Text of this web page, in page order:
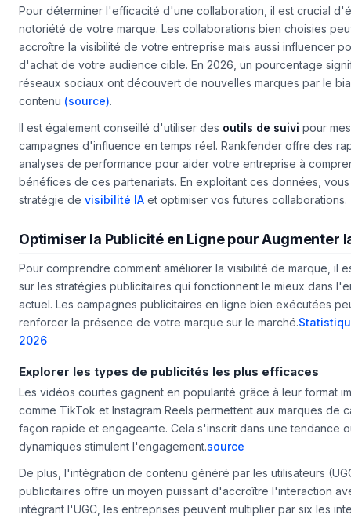
Évaluer l'impact des collaborations sur la visibilité
Pour déterminer l'efficacité d'une collaboration, il est crucial
notoriété de votre marque. Les collaborations bien choisies
accroître la visibilité de votre entreprise mais aussi influencer
d'achat de votre audience cible. En 2026, un pourcentage
réseaux sociaux ont découvert de nouvelles marques par le
Il est également conseillé d'utiliser des outils de suivipour
campagnes d'influence en temps réel. Rankfender offre des
analyses de performance pour aider votre entreprise à
bénéfices de ces partenariats. En exploitant ces données,
Pour comprendre comment améliorer la visibilité de marque, il
sur les stratégies publicitaires qui fonctionnent le mieux dans
actuel. Les campagnes publicitaires en ligne bien exécutées
renforcer la présence de votre marque sur le marché.
Explorer les types de publicités les plus efficaces
Les vidéos courtes gagnent en popularité grâce à leur format
comme TikTok et Instagram Reels permettent aux marques de
façon rapide et engageante. Cela s'inscrit dans une tendance
dynamiques stimulent l'engagement.
source
De plus, l'intégration de contenu généré par les utilisateurs
publicitaires offre un moyen puissant d'accroître l'interaction